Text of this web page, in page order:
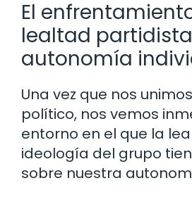
El
lealtad
autonomía
Una vez que nos
político, nos vemos
entorno en el que la
ideología del grupo
sobre nuestra